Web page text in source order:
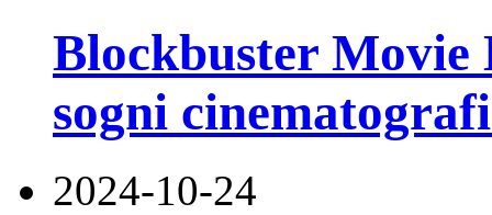
Blockbuster
sogni
2024-10-24